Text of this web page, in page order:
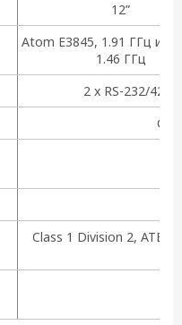
12”
Atom E3845, 1.91 ГГц или
1.46 ГГц
2 x RS-232/422/
Class 1 Division 2, ATEX